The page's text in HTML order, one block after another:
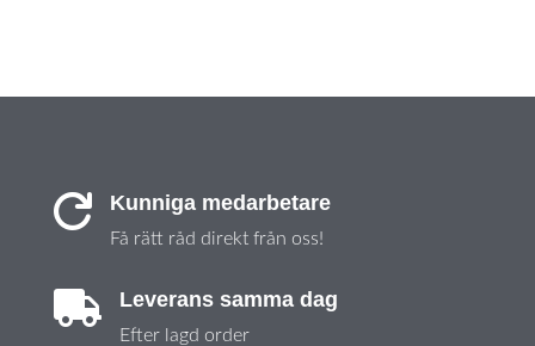
 Kunniga medarbetare
Få rätt råd direkt från oss!
 Leverans samma dag
Efter lagd order